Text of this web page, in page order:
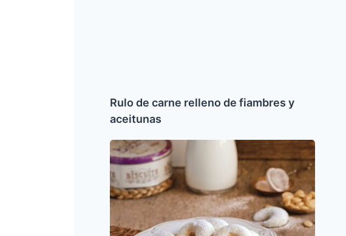
Rulo de carne relleno de fiambres y
aceitunas
Cuernitos
de
Nuez